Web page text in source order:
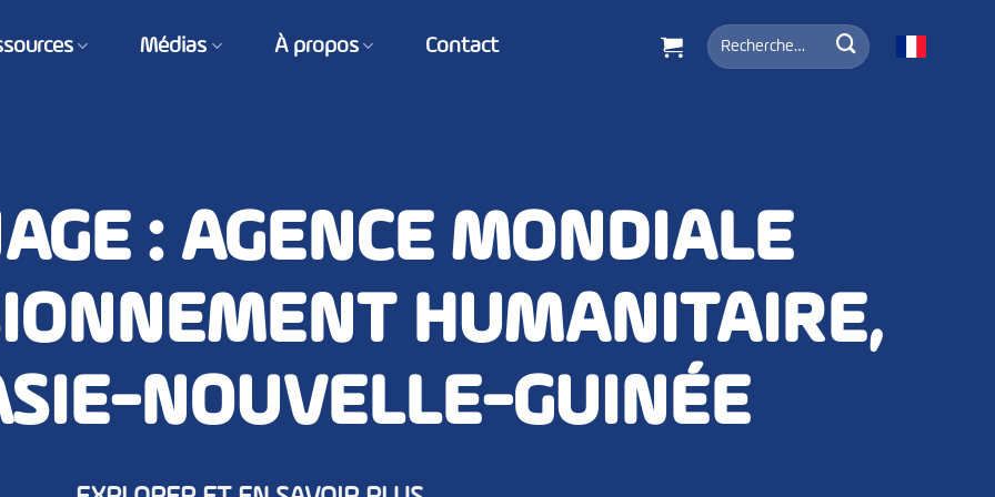
Médias À propos Contact
Recherche
pour :
: AGENCE MONDIALE
HUMANITAIRE,
NOUVELLE-GUINÉE